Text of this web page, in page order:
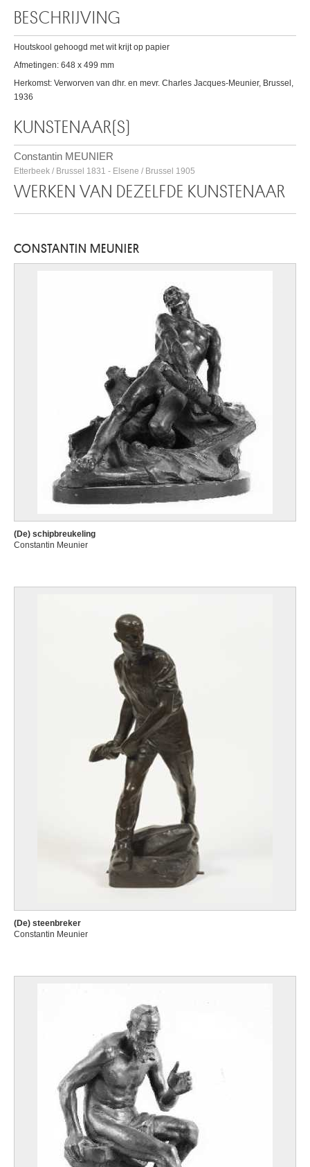
BESCHRIJVING
Houtskool gehoogd met wit krijt op papier
Afmetingen: 648 x 499 mm
Herkomst: Verworven van dhr. en mevr. Charles Jacques-Meunier, Brussel,
1936
KUNSTENAAR(S)
Constantin MEUNIER
Etterbeek / Brussel 1831 - Elsene / Brussel 1905
WERKEN VAN DEZELFDE KUNSTENAAR
CONSTANTIN MEUNIER
(De) schipbreukeling
Constantin Meunier
(De) steenbreker
Constantin Meunier